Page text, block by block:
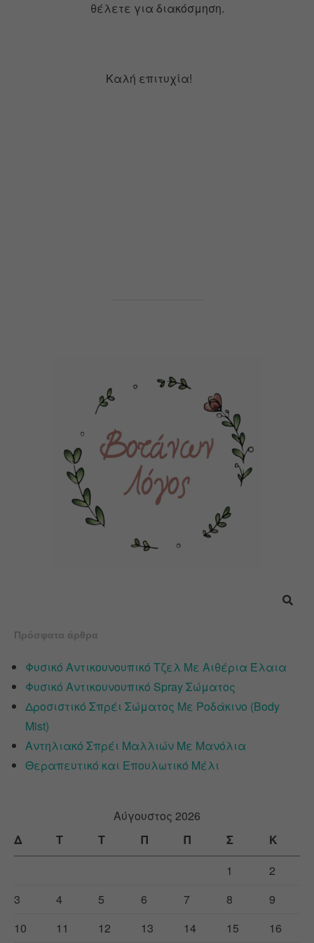
θέλετε για διακόσμηση.
Καλή επιτυχία!
Πρόσφατα άρθρα
Φυσικό Αντικουνουπικό Τζελ Με Αιθέρια Έλαια
Φυσικό Αντικουνουπικό Spray Σώματος
Δροσιστικό Σπρέι Σώματος Με Ροδάκινο (Body
Mist)
Αντηλιακό Σπρέι Μαλλιών Με Μανόλια
Θεραπευτικό και Επουλωτικό Μέλι
Αύγουστος 2026
Δ
Τ Τ Π Π Σ
Κ
1
2
3
4 5 6 7 8
9
10
11 12 13 14 15 16